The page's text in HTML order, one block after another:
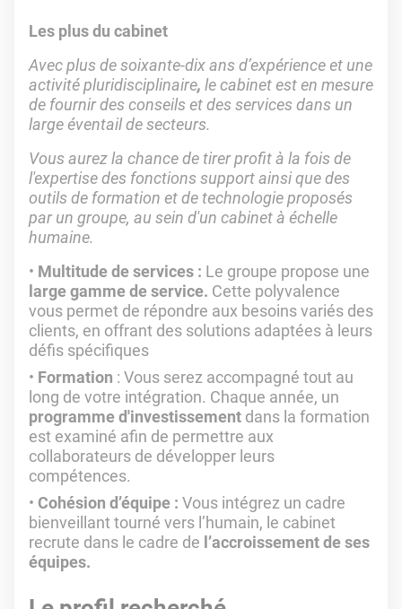
Les plus du cabinet
Avec plus de soixante-dix ans d’expérience et une
activité pluridisciplinaire, le cabinet est en mesure
de fournir des conseils et des services dans un
large éventail de secteurs.
Vous aurez la chance de tirer profit à la fois de
l'expertise des fonctions support ainsi que des
outils de formation et de technologie proposés
par un groupe, au sein d'un cabinet à échelle
humaine.
Multitude de services : Le groupe propose une
large gamme de service. Cette polyvalence
vous permet de répondre aux besoins variés des
clients, en offrant des solutions adaptées à leurs
défis spécifiques
Formation : Vous serez accompagné tout au
long de votre intégration. Chaque année, un
programme d'investissement dans la formation
est examiné afin de permettre aux
collaborateurs de développer leurs
compétences.
Cohésion d’équipe : Vous intégrez un cadre
bienveillant tourné vers l’humain, le cabinet
recrute dans le cadre de l’accroissement de ses
équipes.